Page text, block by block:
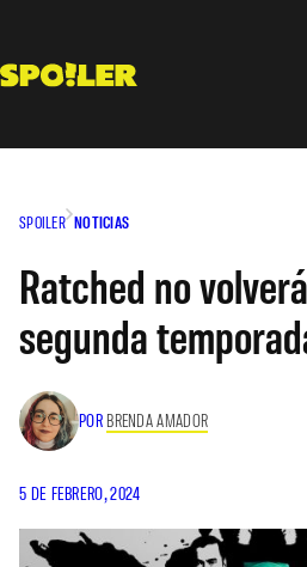
contenido
SPOILER NOTICIAS
Ratched no
segunda
POR BRENDA AMADOR
5 DE FEBRERO, 2024